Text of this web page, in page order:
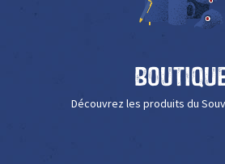
Découvrez les produits du